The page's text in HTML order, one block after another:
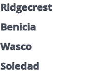
Ridgecrest
Benicia
Wasco
Soledad